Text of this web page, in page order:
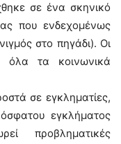
σε ένα σκηνικό
που ενδεχομένως
στο πηγάδι). Οι
όλα τα κοινωνικά
σε εγκληματίες,
εγκλήματος
προβληματικές